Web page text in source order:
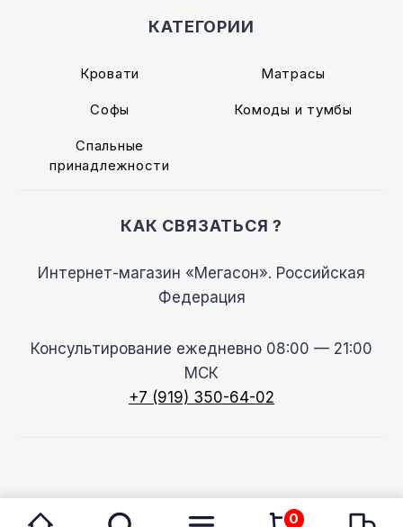
КАТЕГОРИИ
Кровати Матрасы
Софы Комоды и тумбы
Спальные
принадлежности
КАК СВЯЗАТЬСЯ ?
Интернет-магазин «Мегасон». Российская
Федерация
Консультирование ежедневно 08:00 — 21:00
МСК
+7 (919) 350-64-02
© 2026 Megason 0